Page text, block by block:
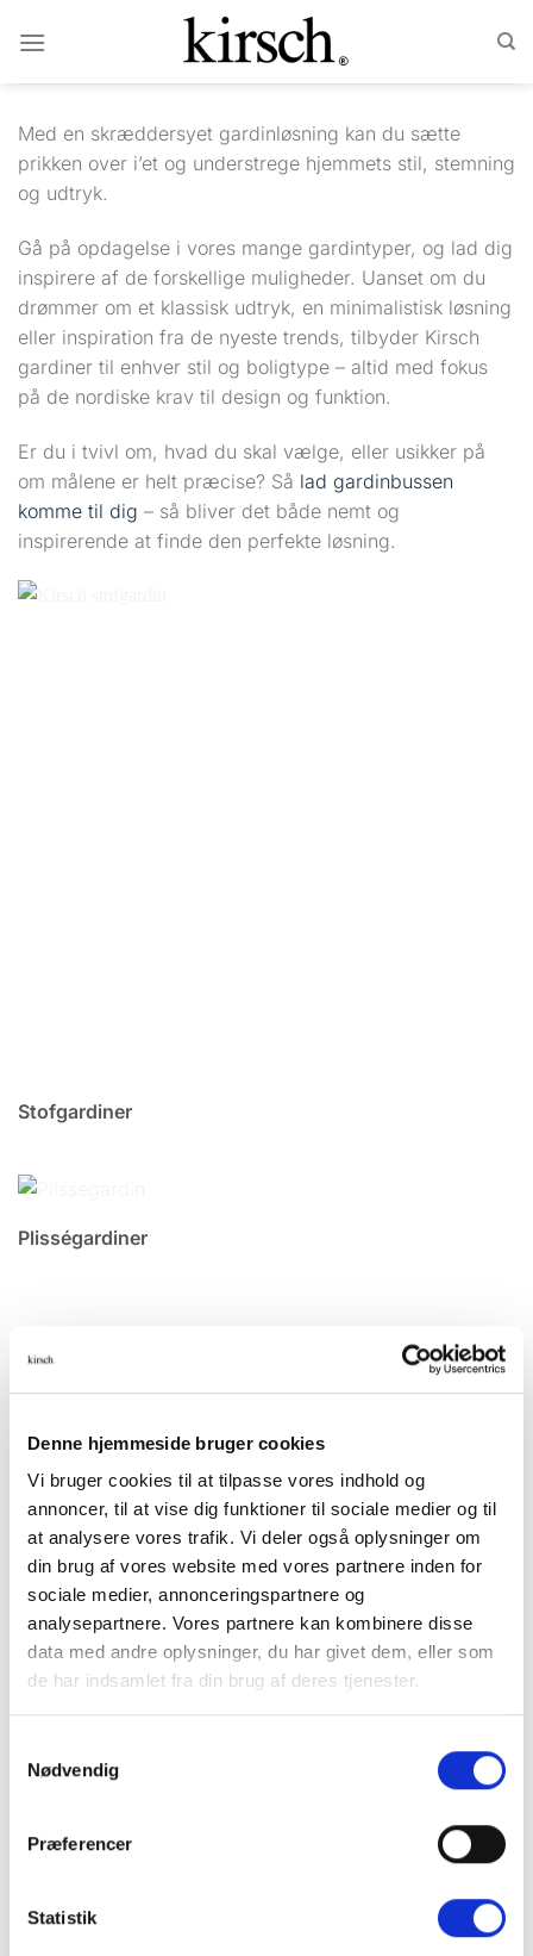
Denne hjemmeside bruger cookies
Vi bruger cookies til at tilpasse vores indhold og
annoncer, til at vise dig funktioner til sociale medier og til
at analysere vores trafik. Vi deler også oplysninger om
din brug af vores website med vores partnere inden for
sociale medier, annonceringspartnere og
analysepartnere. Vores partnere kan kombinere disse
data med andre oplysninger, du har givet dem, eller som
de har indsamlet fra din brug af deres tjenester.
Nødvendig
Præferencer
Statistik
Med en skræddersyet gardinløsning kan du sætte
prikken over i’et og understrege hjemmets stil, stemning
og udtryk.
Gå på opdagelse i vores mange gardintyper, og lad dig
inspirere af de forskellige muligheder. Uanset om du
drømmer om et klassisk udtryk, en minimalistisk løsning
eller inspiration fra de nyeste trends, tilbyder Kirsch
gardiner til enhver stil og boligtype – altid med fokus
på de nordiske krav til design og funktion.
Er du i tvivl om, hvad du skal vælge, eller usikker på
om målene er helt præcise? Så lad gardinbussen
komme til dig – så bliver det både nemt og
inspirerende at finde den perfekte løsning.
Stofgardiner
Plisségardiner